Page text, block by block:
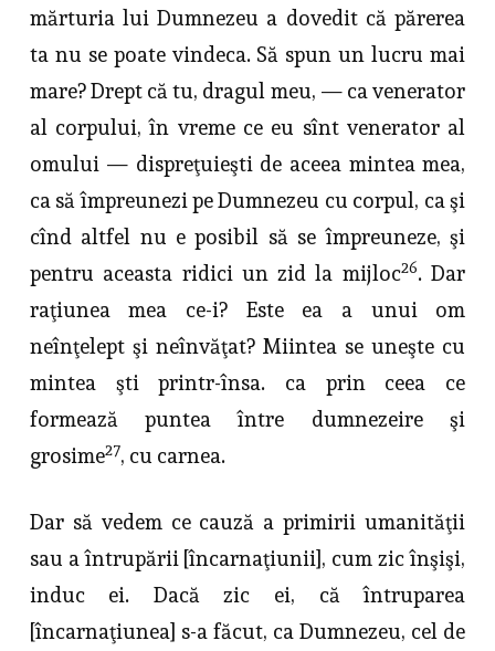
măr­turia lui Dumnezeu a dovedit că părerea
ta nu se poate vindeca. Să spun un lucru mai
mare? Drept că tu, dragul meu, — ca venerator
al corpului, în vreme ce eu sînt venerator al
omului — dispreţuieşti de aceea mintea mea,
ca să împreunezi pe Dumnezeu cu corpul, ca şi
cînd altfel nu e posibil să se împreuneze, şi
pentru aceasta ridici un zid la mijloc26. Dar
raţiunea mea ce-i? Este ea a unui om
neînţelept şi neînvăţat? Miintea se uneşte cu
mintea şti printr-însa. ca prin ceea ce
formează puntea între dumnezeire şi
grosime27, cu carnea.
Dar să vedem ce cauză a primirii umanităţii
sau a întrupării [încarnaţiunii], cum zic înşişi,
induc ei. Dacă zic ei, că întruparea
[încarnaţiunea] s-a făcut, ca Dumnezeu, cel de